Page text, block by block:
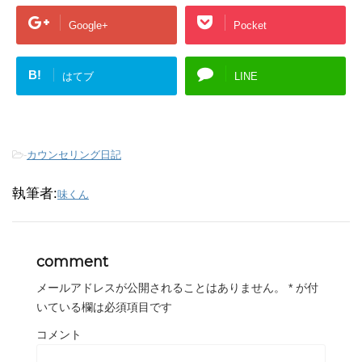
Google+ Pocket
B! はてブ LINE
-カウンセリング日記
執筆者:味くん
comment
メールアドレスが公開されることはありません。 * が付
いている欄は必須項目です
コメント